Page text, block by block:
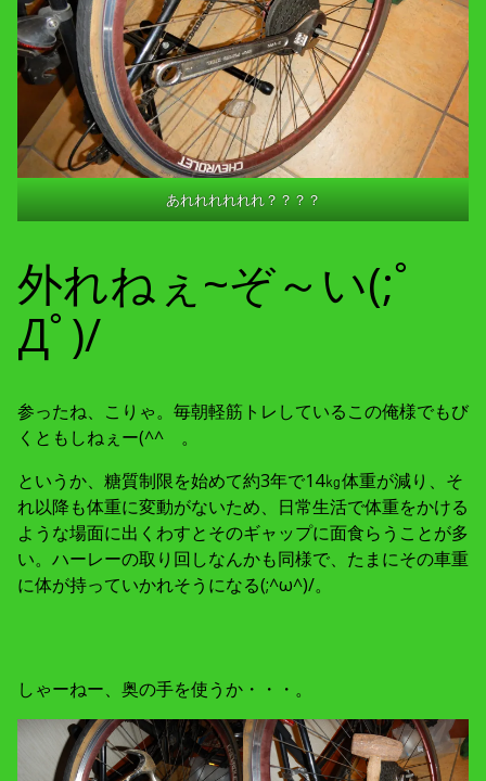
あれれれれれれ？？？？
外れねぇ~ぞ～い(;ﾟ
Дﾟ)/
参ったね、こりゃ。毎朝軽筋トレしているこの俺様でもび
くともしねぇー(^^ゞ。
というか、糖質制限を始めて約3年で14㎏体重が減り、そ
れ以降も体重に変動がないため、日常生活で体重をかける
ような場面に出くわすとそのギャップに面食らうことが多
い。ハーレーの取り回しなんかも同様で、たまにその車重
に体が持っていかれそうになる(;^ω^)/。
しゃーねー、奥の手を使うか・・・。